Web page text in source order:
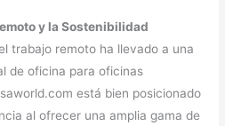
y la Sostenibilidad
trabajo remoto ha llevado a una
de oficina para oficinas
está bien posicionado
al ofrecer una amplia gama de